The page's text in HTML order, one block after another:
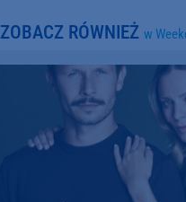
ZOBACZ RÓWNIEŻ w